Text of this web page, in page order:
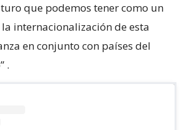
que podemos tener como un
internacionalización de esta
en conjunto con países del
.